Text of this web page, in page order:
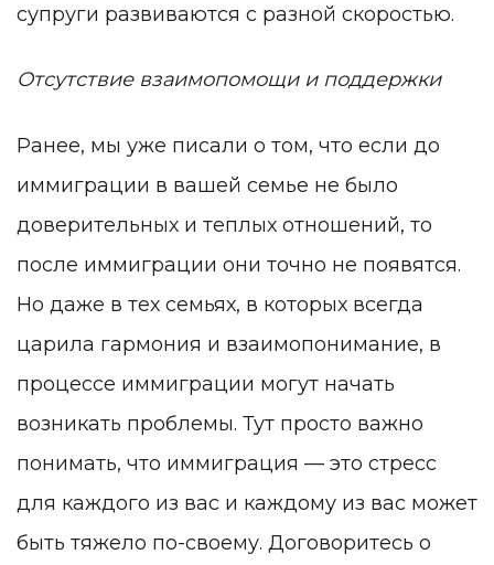
супруги развиваются с разной скоростью.
Отсутствие взаимопомощи и поддержки
Ранее, мы уже писали о том, что если до
иммиграции в вашей семье не было
доверительных и теплых отношений, то
после иммиграции они точно не появятся.
Но даже в тех семьях, в которых всегда
царила гармония и взаимопонимание, в
процессе иммиграции могут начать
возникать проблемы. Тут просто важно
понимать, что иммиграция — это стресс
для каждого из вас и каждому из вас может
быть тяжело по-своему. Договоритесь о